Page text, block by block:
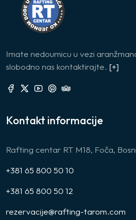
Imate nedoumicu u vezi
slobodno nas kontaktirajte. [+]
Kontakt informacije
Rafting centar RT M18, Foča,
+381 65 800 50 10
+381 65 800 50 12
rezervacije@rafting-tarom.com